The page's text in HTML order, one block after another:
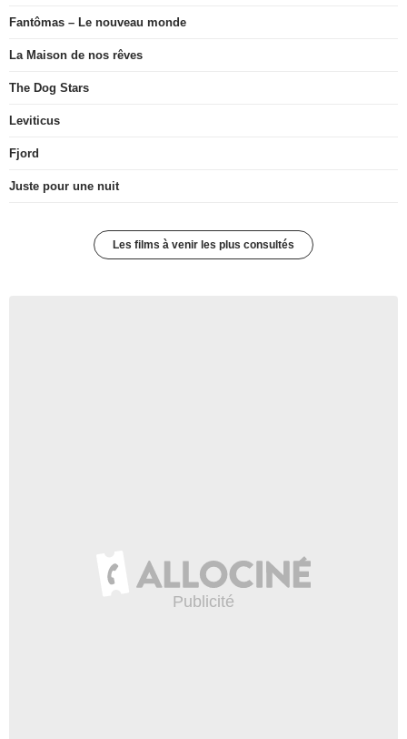
Fantômas – Le nouveau monde
La Maison de nos rêves
The Dog Stars
Leviticus
Fjord
Juste pour une nuit
Les films à venir les plus consultés